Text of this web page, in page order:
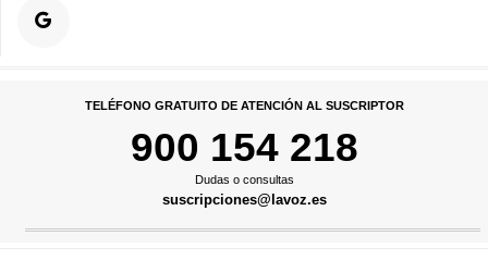
TELÉFONO GRATUITO DE ATENCIÓN AL SUSCRIPTOR
900 154 218
Dudas o consultas
suscripciones@lavoz.es